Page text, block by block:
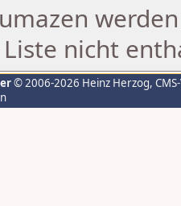
nicht
© 2006-2026 Heinz Herzog,